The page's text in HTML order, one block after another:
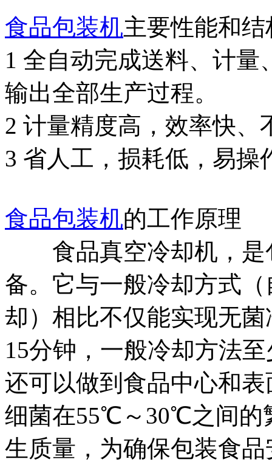
食品包装机主要性能
1 全自动完成送料、计
输出全部生产过程。
2 计量精度高，效率
3 省人工，损耗低，易操
食品包装机的工作原理
食品真空冷却机，是
备。它与一般冷却方式
却）相比不仅能实现无
15分钟，一般冷却方法
还可以做到食品中心和
细菌在55℃～30℃之间的
生质量，为确保包装食